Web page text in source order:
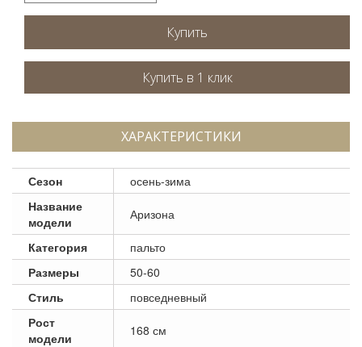
Купить
ХАРАКТЕРИСТИКИ
Сезон
осень-зима
Название
модели
Аризона
Категория
пальто
Размеры
50-60
Стиль
повседневный
Рост
модели
168 см